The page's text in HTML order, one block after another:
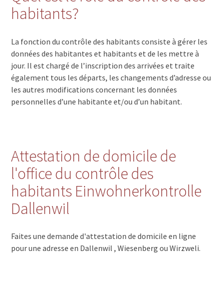
habitants?
La fonction du contrôle des habitants consiste à gérer les
données des habitantes et habitants et de les mettre à
jour. Il est chargé de l’inscription des arrivées et traite
également tous les départs, les changements d’adresse ou
les autres modifications concernant les données
personnelles d’une habitante et/ou d’un habitant.
Attestation de domicile de
l'office du contrôle des
habitants Einwohnerkontrolle
Dallenwil
Faites une demande d'attestation de domicile en ligne
pour une adresse en Dallenwil , Wiesenberg ou Wirzweli.